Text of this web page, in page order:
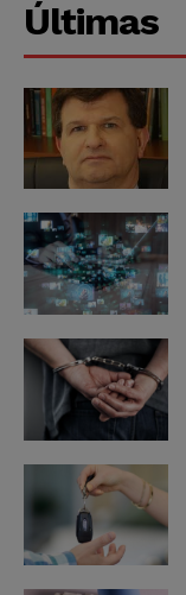
Últimas